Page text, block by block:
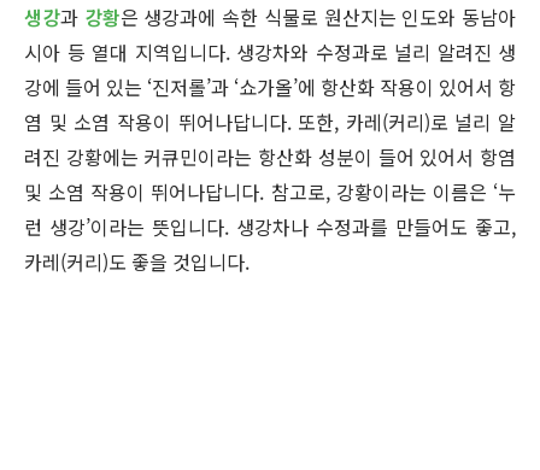
생강과 강황은 생강과에 속한 식물로 원산지는 인도와 동남아
시아 등 열대 지역입니다. 생강차와 수정과로 널리 알려진 생
강에 들어 있는 ‘진저롤’과 ‘쇼가올’에 항산화 작용이 있어서 항
염 및 소염 작용이 뛰어나답니다. 또한, 카레(커리)로 널리 알
려진 강황에는 커큐민이라는 항산화 성분이 들어 있어서 항염
및 소염 작용이 뛰어나답니다. 참고로, 강황이라는 이름은 ‘누
런 생강’이라는 뜻입니다. 생강차나 수정과를 만들어도 좋고,
카레(커리)도 좋을 것입니다.